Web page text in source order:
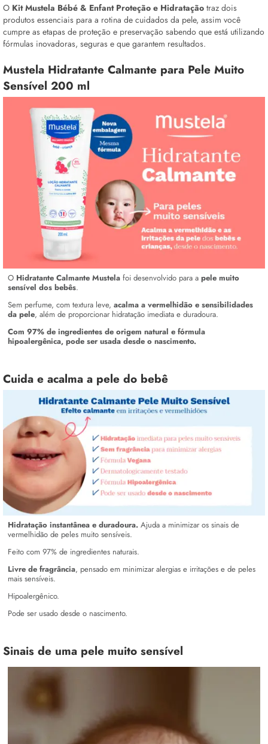
O Kit Mustela Bébé & Enfant Proteção e Hidratação traz dois
produtos essenciais para a rotina de cuidados da pele, assim você
cumpre as etapas de proteção e preservação sabendo que está utilizando
fórmulas inovadoras, seguras e que garantem resultados.